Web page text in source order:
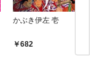
かぶき伊左 壱
682